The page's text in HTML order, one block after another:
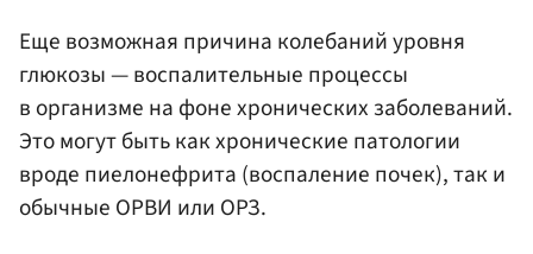
Еще возможная причина колебаний уровня
глюкозы — воспалительные процессы
в организме на фоне хронических заболеваний.
Это могут быть как хронические патологии
вроде пиелонефрита (воспаление почек), так и
обычные ОРВИ или ОРЗ.